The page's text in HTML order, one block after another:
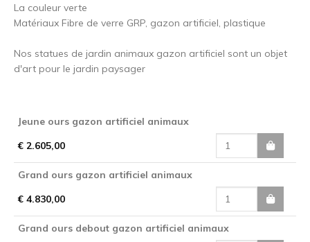
La couleur verte
Matériaux Fibre de verre GRP, gazon artificiel, plastique
Nos statues de jardin animaux gazon artificiel sont un objet
d'art pour le jardin paysager
Jeune ours gazon artificiel animaux
€ 2.605,00
Grand ours gazon artificiel animaux
€ 4.830,00
Grand ours debout gazon artificiel animaux